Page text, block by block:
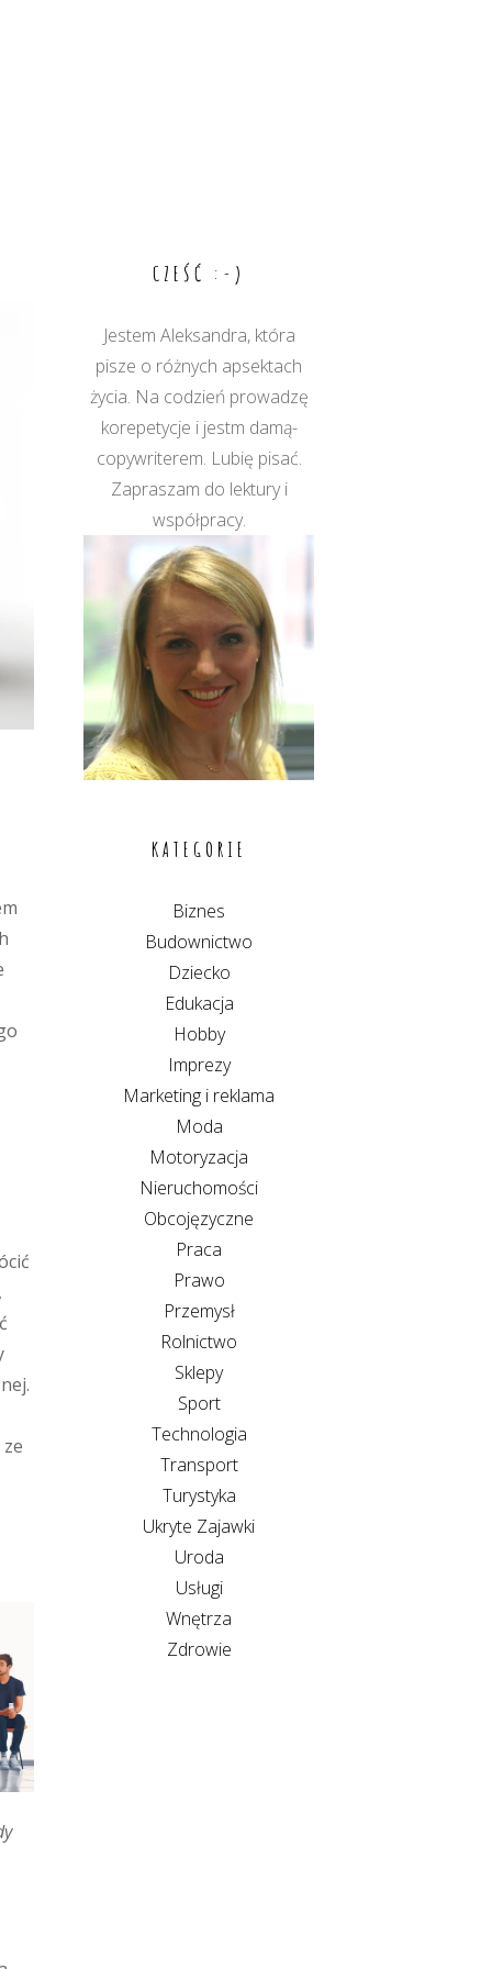
CZEŚĆ :-)
Jestem Aleksandra, która
pisze o różnych apsektach
życia. Na codzień prowadzę
korepetycje i jestm damą-
copywriterem. Lubię pisać.
Zapraszam do lektury i
współpracy.
KATEGORIE
Biznes
Budownictwo
Dziecko
Edukacja
Hobby
Imprezy
Marketing i reklama
Moda
Motoryzacja
Nieruchomości
Obcojęzyczne
Praca
Prawo
Przemysł
Rolnictwo
Sklepy
Sport
Technologia
Transport
Turystyka
Ukryte Zajawki
Uroda
Usługi
Wnętrza
Zdrowie